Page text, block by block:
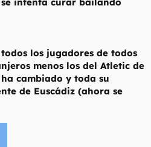
los jugadores de todos
menos los del Atletic de
cambiado y toda su
de Euscádiz (ahora se